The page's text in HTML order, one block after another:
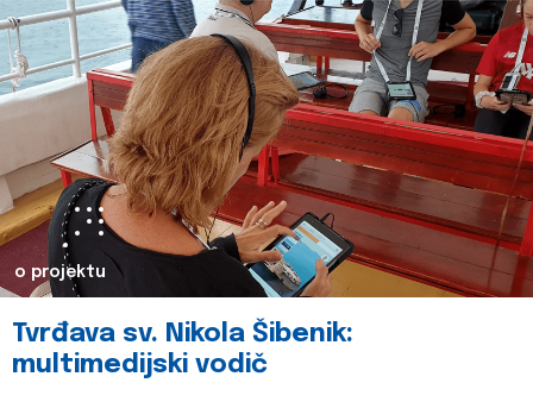
o projektu
Tvrđava sv. Nikola Šibenik:
multimedijski vodič